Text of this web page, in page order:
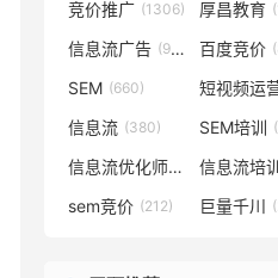
竞价推广 (1306) 厚昌教育
信息流广告 (932) 百度竞价
SEM (660) 短视频运
信息流 (380) SEM培训
信息流优化师(291)信息流培
sem竞价 (212) 巨量千川